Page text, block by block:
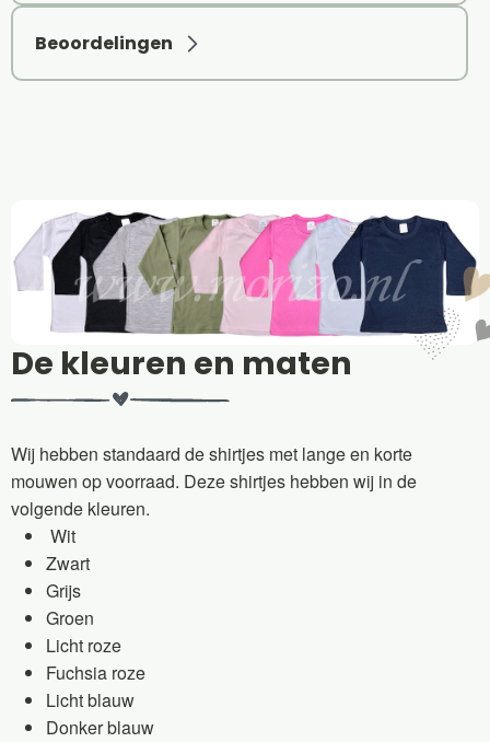
Beoordelingen
De kleuren en maten
Wij hebben standaard de shirtjes met lange en korte
mouwen op voorraad. Deze shirtjes hebben wij in de
volgende kleuren.
Wit
Zwart
Grijs
Groen
Licht roze
Fuchsia roze
Licht blauw
Donker blauw